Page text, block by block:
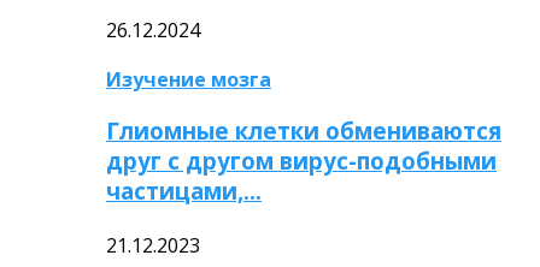
26.12.2024
Изучение мозга
Глиомные клетки обмениваются
друг с другом вирус-подобными
частицами,…
21.12.2023